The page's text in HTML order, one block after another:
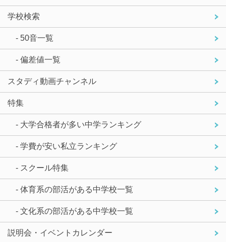
学校検索
- 50音一覧
- 偏差値一覧
スタディ動画チャンネル
特集
- 大学合格者が多い中学ランキング
- 学費が安い私立ランキング
- スクール特集
- 体育系の部活がある中学校一覧
- 文化系の部活がある中学校一覧
説明会・イベントカレンダー